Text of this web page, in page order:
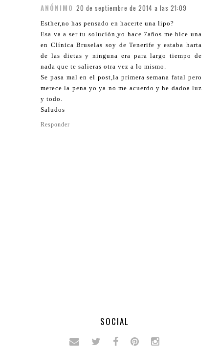
ANÓNIMO 20 de septiembre de 2014 a las 21:09
Esther,no has pensado en hacerte una lipo?
Esa va a ser tu solución,yo hace 7años me hice una
en Clínica Bruselas soy de Tenerife y estaba harta
de las dietas y ninguna era para largo tiempo de
nada que te salieras otra vez a lo mismo.
Se pasa mal en el post,la primera semana fatal pero
merece la pena yo ya no me acuerdo y he dadoa luz
y todo.
Saludos
Responder
SOCIAL